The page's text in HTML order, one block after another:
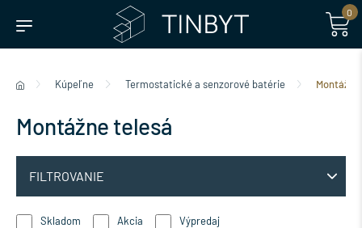
0
Kúpeľne Termostatické a senzorové batérie
Montážne telesá
FILTROVANIE
Skladom Akcia Výpredaj